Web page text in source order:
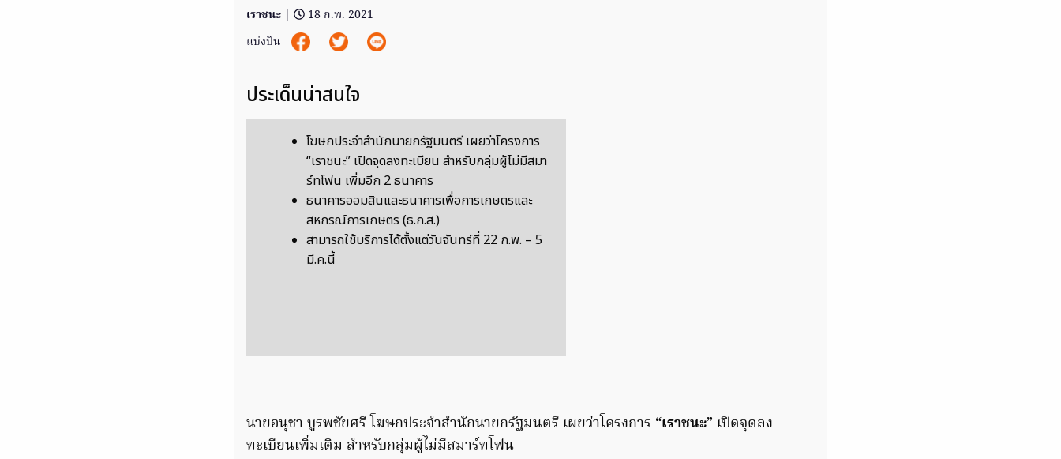
เราชนะ |
18 ก.พ. 2021
แบ่งปัน
ประเด็นน่าสนใจ
โฆษกประจำสำนักนายกรัฐมนตรี เผยว่าโครงการ
“เราชนะ” เปิดจุดลงทะเบียน สำหรับกลุ่มผู้ไม่มีสมา
ร์ทโฟน เพิ่มอีก 2 ธนาคาร
ธนาคารออมสินและธนาคารเพื่อการเกษตรและ
สหกรณ์การเกษตร (ธ.ก.ส.)
สามารถใช้บริการได้ตั้งแต่วันจันทร์ที่ 22 ก.พ. – 5
มี.ค.นี้
นายอนุชา บูรพชัยศรี โฆษกประจำสำนักนายกรัฐมนตรี เผยว่าโครงการ “เราชนะ” เปิดจุดลง
ทะเบียนเพิ่มเติม สำหรับกลุ่มผู้ไม่มีสมาร์ทโฟน